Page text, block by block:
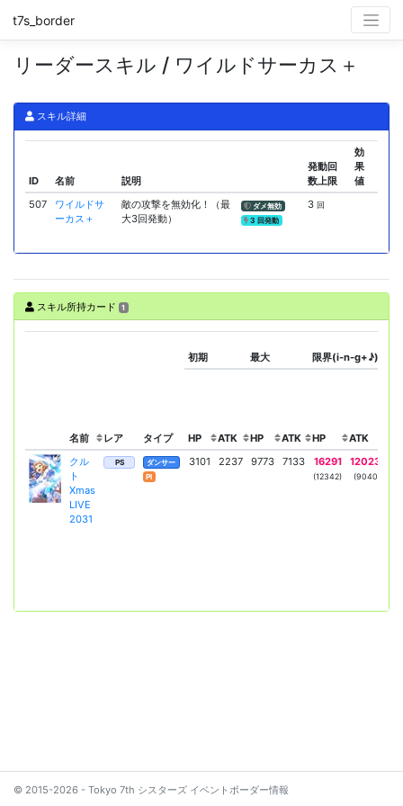
t7s_border
リーダースキル / ワイルドサーカス＋
スキル詳細
ID 名前 説明
発動回
数上限
効
果
値
507
ワイルドサ
ーカス＋
敵の攻撃を無効化！（最
大3回発動）
ダメ無効
3 回発動
3回
スキル所持カード 1
名前 レア タイプ
初期 最大 限界(i-n-g+♪)
HP ATK HP ATK HP ATK
クル
ト
Xmas
LIVE
2031
PS
ダンサー
Pl
3101 2237 9773 7133 16291
(12342)
12023
(9040)
© 2015-2026 - Tokyo 7th シスターズ イベントボーダー情報